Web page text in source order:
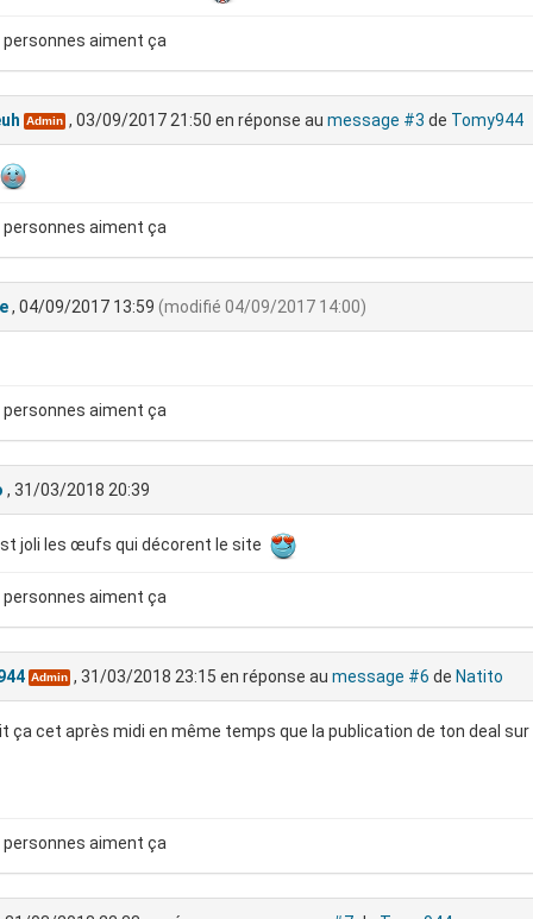
aiment ça
Admin, 03/09/2017 21:50 en réponse au message #3 de Tomy944
aiment ça
, 04/09/2017 13:59 (modifié 04/09/2017 14:00)
aiment ça
, 31/03/2018 20:39
joli les œufs qui décorent le site
aiment ça
Admin, 31/03/2018 23:15 en réponse au message #6 de Natito
ça cet après midi en même temps que la publication de ton deal
aiment ça